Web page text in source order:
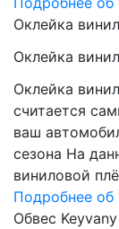
Оклейка
Оклейка
Оклейка
считается
ваш
сезона На
виниловой
Подробнее об
Обвес